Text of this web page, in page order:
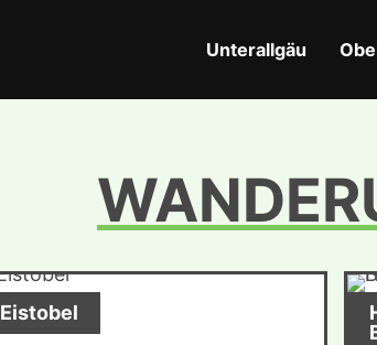
Unterallgäu
Eistobel